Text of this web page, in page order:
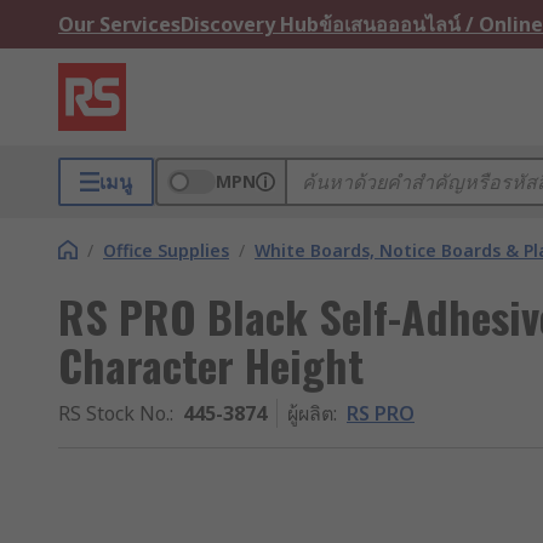
Our ServicesDiscovery Hubข้อเสนอออนไลน์ /
เมนู MPN
/ Office Supplies / White Boards, Notice Boards &
RS PRO Black Self-
Character Height
RS Stock No.: 445-3874 ผู้ผลิต: RS PRO